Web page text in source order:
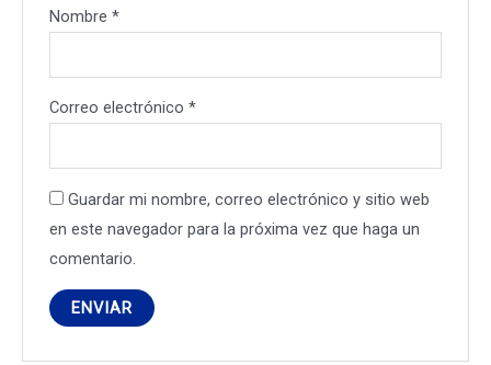
Nombre*
Correo electrónico*
Guardar mi nombre, correo electrónico y sitio web
en este navegador para la próxima vez que haga un
comentario.